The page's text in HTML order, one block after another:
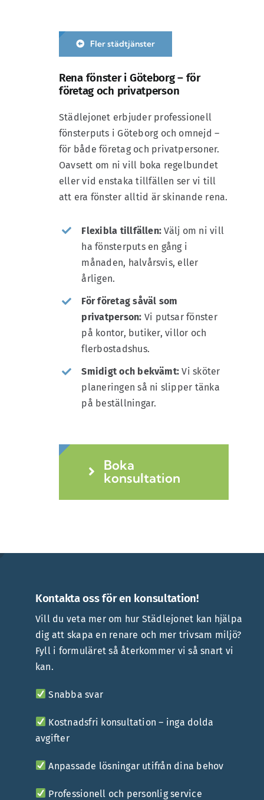
Fler städtjänster
Rena fönster i Göteborg – för
företag och privatperson
Städlejonet erbjuder professionell
fönsterputs i Göteborg och omnejd –
för både företag och privatpersoner.
Oavsett om ni vill boka regelbundet
eller vid enstaka tillfällen ser vi till
att era fönster alltid är skinande rena.
Flexibla tillfällen:Välj om ni vill
ha fönsterputs en gång i
månaden, halvårsvis, eller
årligen.
För företag såväl som
privatperson: Vi putsar fönster
på kontor, butiker, villor och
flerbostadshus.
Smidigt och bekvämt:Vi sköter
planeringen så ni slipper tänka
på beställningar.
Boka
konsultation
Kontakta oss för en konsultation!
Vill du veta mer om hur Städlejonet kan hjälpa
dig att skapa en renare och mer trivsam miljö?
Fyll i formuläret så återkommer vi så snart vi
kan.
Snabba svar
Kostnadsfri konsultation – inga dolda
avgifter
Anpassade lösningar utifrån dina behov
Professionell och personlig service